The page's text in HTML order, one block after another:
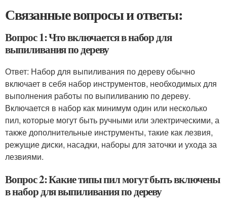
Связанные вопросы и ответы:
Вопрос 1: Что включается в набор для
выпиливания по дереву
Ответ: Набор для выпиливания по дереву обычно
включает в себя набор инструментов, необходимых для
выполнения работы по выпиливанию по дереву.
Включается в набор как минимум один или несколько
пил, которые могут быть ручными или электрическими, а
также дополнительные инструменты, такие как лезвия,
режущие диски, насадки, наборы для заточки и ухода за
лезвиями.
Вопрос 2: Какие типы пил могут быть включены
в набор для выпиливания по дереву